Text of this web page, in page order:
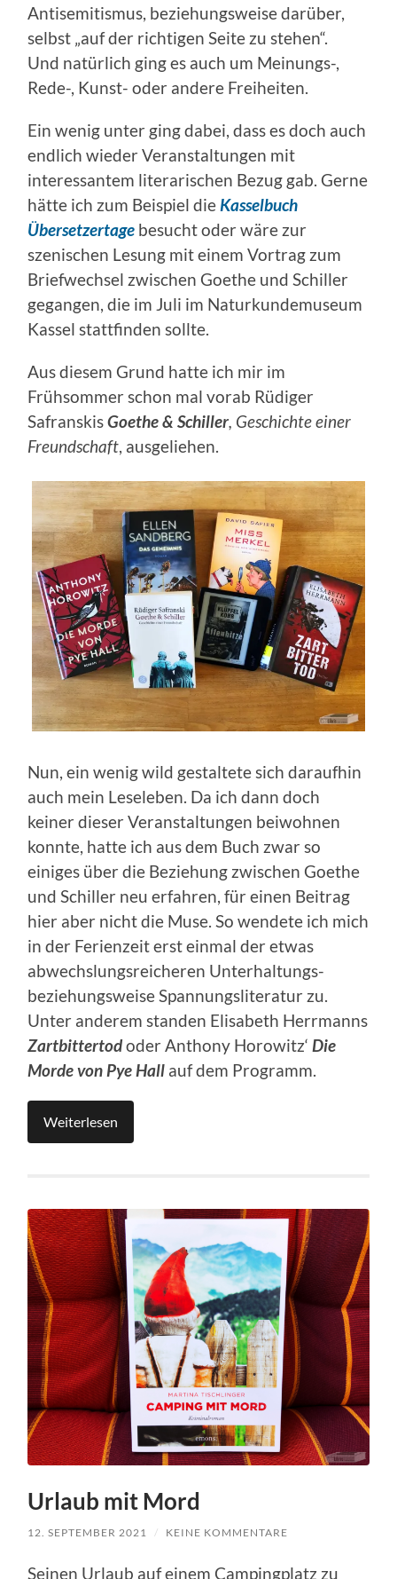
Antisemitismus, beziehungsweise darüber,
selbst „auf der richtigen Seite zu stehen“.
Und natürlich ging es auch um Meinungs-,
Rede-, Kunst- oder andere Freiheiten.
Ein wenig unter ging dabei, dass es doch auch
endlich wieder Veranstaltungen mit
interessantem literarischen Bezug gab. Gerne
hätte ich zum Beispiel dieKasselbuch
Übersetzertage besucht oder wäre zur
szenischen Lesung mit einem Vortrag zum
Briefwechsel zwischen Goethe und Schiller
gegangen, die im Juli im Naturkundemuseum
Kassel stattfinden sollte.
Aus diesem Grund hatte ich mir im
Frühsommer schon mal vorab Rüdiger
SafranskisGoethe & Schiller, Geschichte einer
Freundschaft, ausgeliehen.
Nun, ein wenig wild gestaltete sich daraufhin
auch mein Leseleben. Da ich dann doch
keiner dieser Veranstaltungen beiwohnen
konnte, hatte ich aus dem Buch zwar so
einiges über die Beziehung zwischen Goethe
und Schiller neu erfahren, für einen Beitrag
hier aber nicht die Muse. So wendete ich mich
in der Ferienzeit erst einmal der etwas
abwechslungsreicheren Unterhaltungs-
beziehungsweise Spannungsliteratur zu.
Unter anderem standen Elisabeth Herrmanns
Zartbittertododer Anthony Horowitz‘Die
Morde von Pye Hall auf dem Programm.
Weiterlesen
Urlaub mit Mord
12. SEPTEMBER 2021 / KEINE KOMMENTARE
Seinen Urlaub auf einem Campingplatz zu